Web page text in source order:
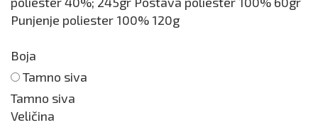
Punjenje poliester 100% 120g
Boja
Tamno siva
Tamno siva
Veličina